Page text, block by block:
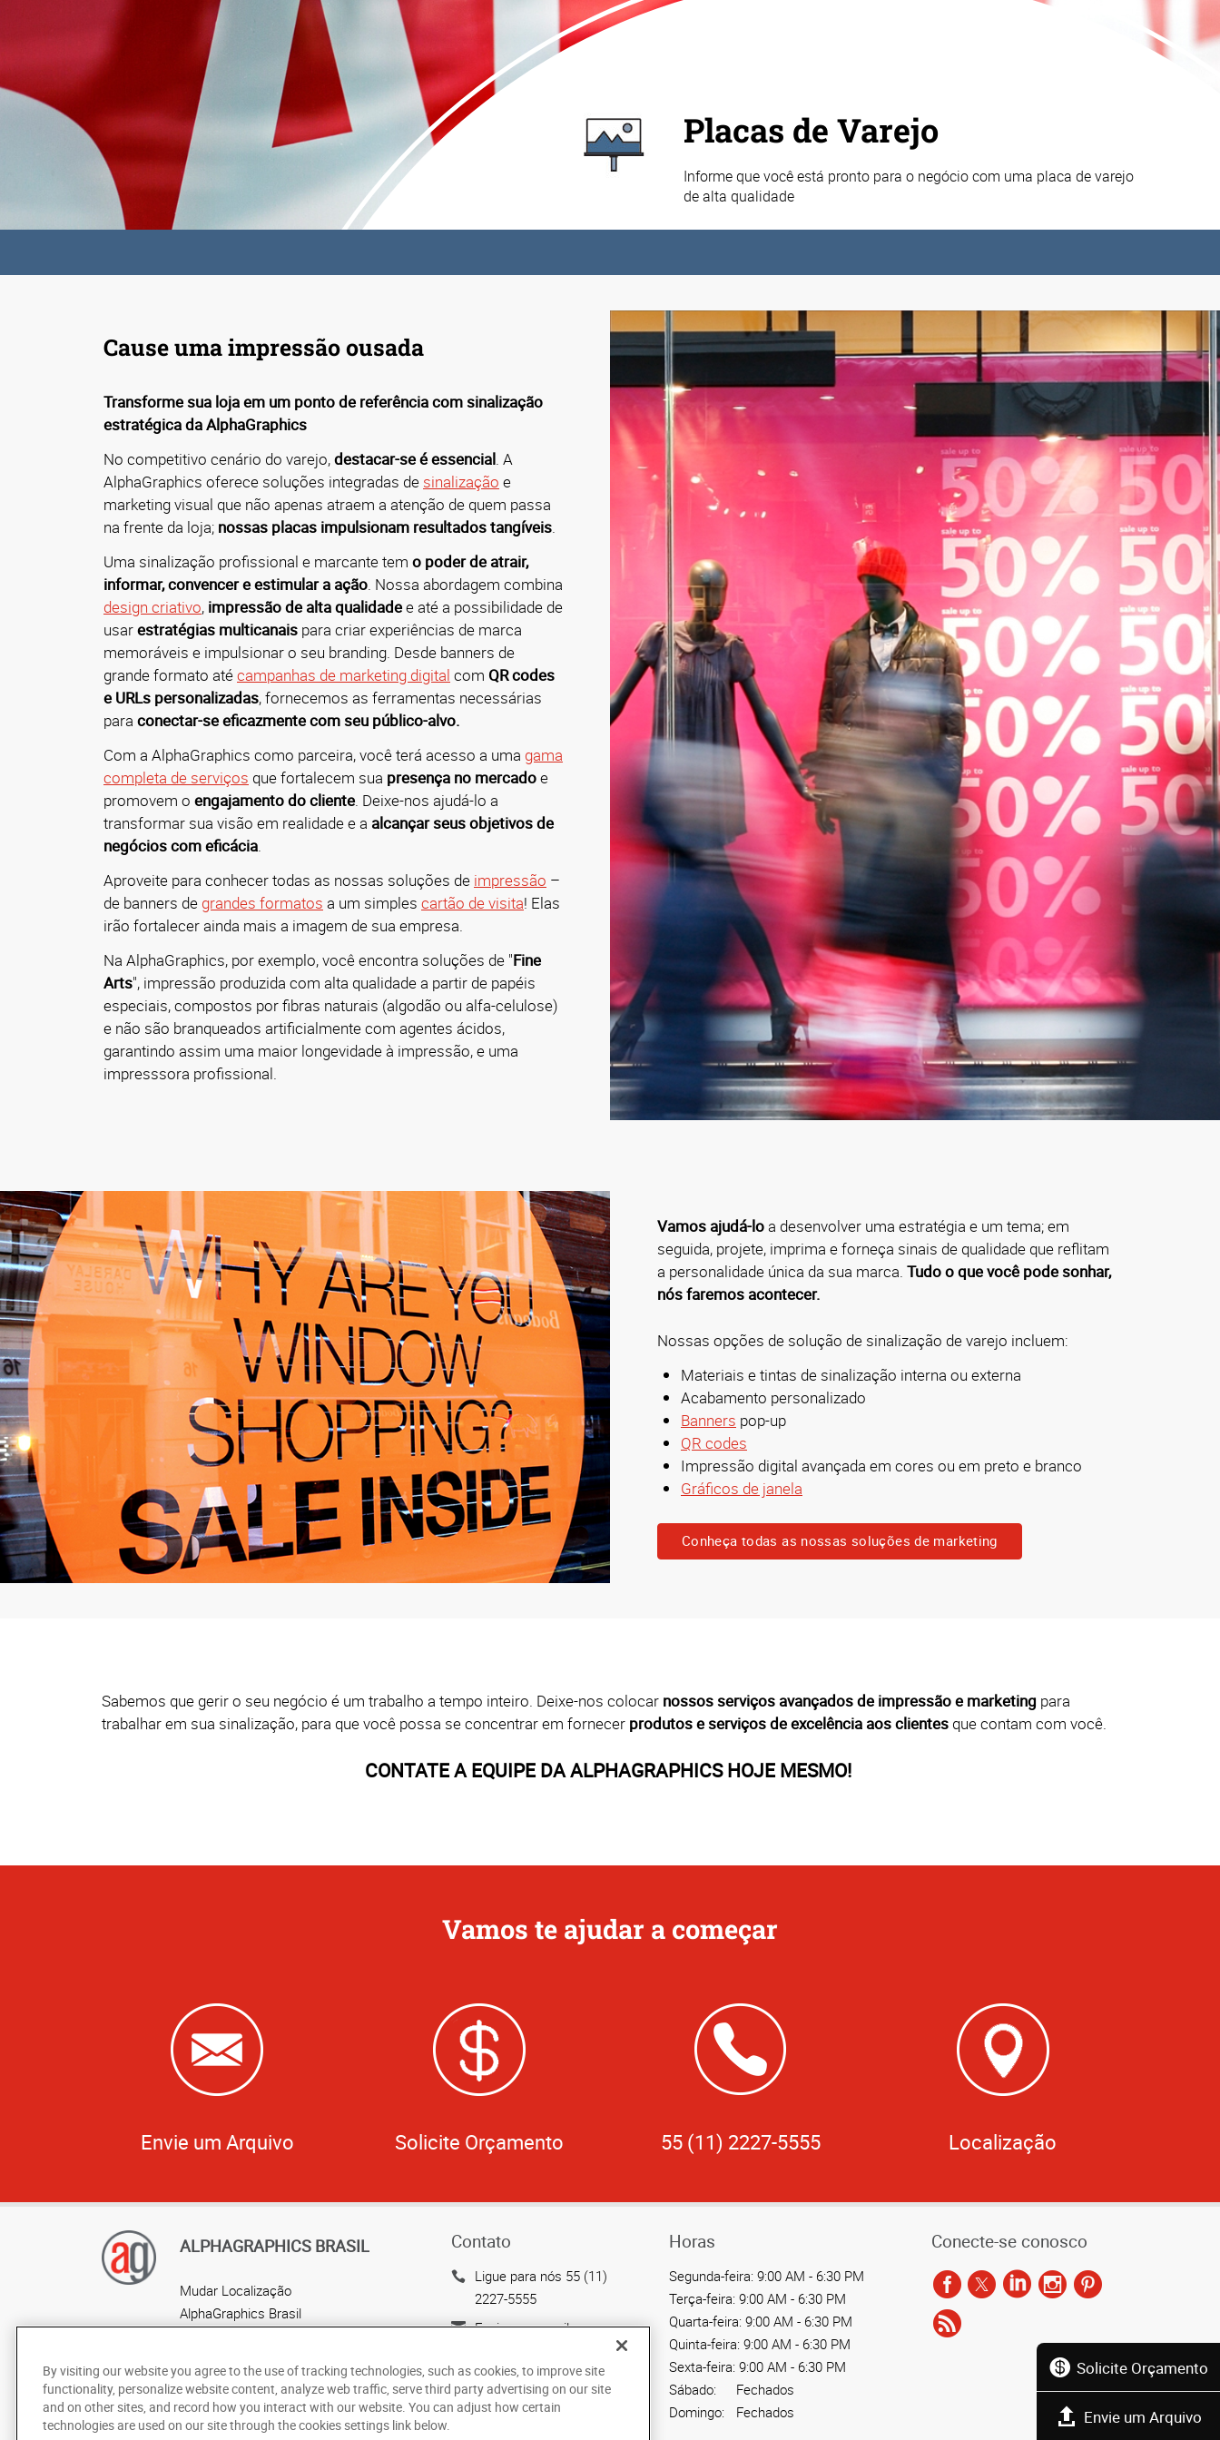
Solicite Orçamento
Envie um Arquivo
Placas de Varejo
Informe que você está pronto para o negócio com uma placa de varejo
de alta qualidade
Cause uma impressão ousada
Transforme sua loja em um ponto de referência com sinalização
estratégica da AlphaGraphics
No competitivo cenário do varejo,destacar-se é essencial. A
AlphaGraphics oferece soluções integradas de sinalização e
marketing visual que não apenas atraem a atenção de quem passa
na frente da loja; nossas placas impulsionam resultados tangíveis.
Uma sinalização profissional e marcante tem o poder de atrair,
informar, convencer e estimular a ação. Nossa abordagem combina
design criativo, impressão de alta qualidadee até a possibilidade de
usarestratégias multicanais para criar experiências de marca
memoráveis e impulsionar o seu branding. Desde banners de
grande formato atécampanhas de marketing digital com QR codes
e URLs personalizadas, fornecemos as ferramentas necessárias
para conectar-se eficazmente com seu público-alvo.
Com a AlphaGraphics como parceira, você terá acesso a uma gama
completa de serviços que fortalecem sua presença no mercadoe
promovem o engajamento do cliente. Deixe-nos ajudá-lo a
transformar sua visão em realidade e a alcançar seus objetivos de
negócios com eficácia.
Aproveite para conhecer todas as nossas soluções de impressão –
de banners de grandes formatos a um simples cartão de visita! Elas
irão fortalecer ainda mais a imagem de sua empresa.
Na AlphaGraphics, por exemplo, você encontra soluções de "Fine
Arts", impressão produzida com alta qualidade a partir de papéis
especiais, compostos por fibras naturais (algodão ou alfa-celulose)
e não são branqueados artificialmente com agentes ácidos,
garantindo assim uma maior longevidade à impressão, e uma
impresssora profissional.
Vamos ajudá-loa desenvolver uma estratégia e um tema; em
seguida, projete, imprima e forneça sinais de qualidade que reflitam
a personalidade única da sua marca. Tudo o que você pode sonhar,
nós faremos acontecer.
Nossas opções de solução de sinalização de varejo incluem:
Materiais e tintas de sinalização interna ou externa
Acabamento personalizado
Banners pop-up
QR codes
Impressão digital avançada em cores ou em preto e branco
Gráficos de janela
Conheça todas as nossas soluções de marketing
Sabemos que gerir o seu negócio é um trabalho a tempo inteiro. Deixe-nos colocar nossos serviços avançados de impressão e marketing para
trabalhar em sua sinalização, para que você possa se concentrar em fornecer produtos e serviços de excelência aos clientes que contam com você.
CONTATE A EQUIPE DA ALPHAGRAPHICS HOJE MESMO!
Vamos te ajudar a começar
Envie um Arquivo Solicite Orçamento 55 (11) 2227-5555 Localização
ALPHAGRAPHICS BRASIL
Mudar Localização
AlphaGraphics Brasil
Contato
Ligue para nós 55 (11)
2227-5555
Enviar um email
2208 - Tatuapé
São Paulo, SP 03401-001
Horas
Segunda-feira: 9:00 AM - 6:30 PM
Terça-feira: 9:00 AM - 6:30 PM
Quarta-feira: 9:00 AM - 6:30 PM
Quinta-feira: 9:00 AM - 6:30 PM
Sexta-feira: 9:00 AM - 6:30 PM
Sábado:
Fechados
Domingo:
Fechados
Conecte-se conosco
By visiting our website you agree to the use of tracking technologies, such as cookies, to improve site
functionality, personalize website content, analyze web traffic, serve third party advertising on our site
and on other sites, and record how you interact with our website. You can adjust how certain
technologies are used on our site through the cookies settings link below.